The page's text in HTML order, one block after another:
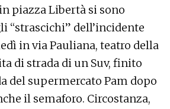
piazza Libertà si sono
“strascichi” dell’incidente
in via Pauliana, teatro della
di strada di un Suv, finito
del supermercato Pam dopo
il semaforo. Circostanza,